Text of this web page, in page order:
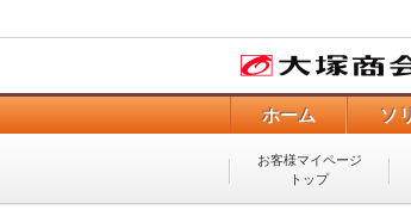
ホーム ソ
お客様マイページ
トップ